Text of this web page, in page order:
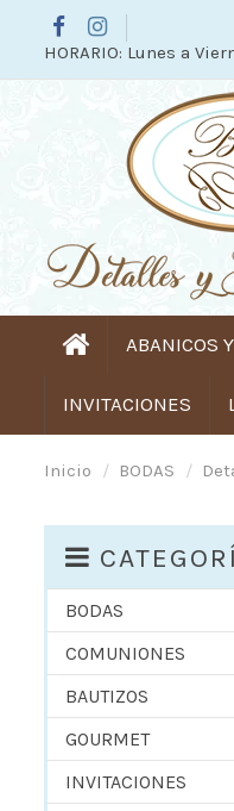
HORARIO: Lunes a
ABANICOS
INVITACIONES
Inicio BODAS
BODAS
COMUNIONES
BAUTIZOS
GOURMET
INVITACIONES